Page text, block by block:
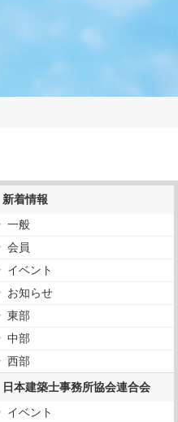
新着情報
一般
会員
イベント
お知らせ
東部
中部
西部
日本建築士事務所協会連合会
イベント